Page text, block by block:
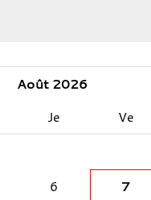
Août 2026
Je Ve
6 7